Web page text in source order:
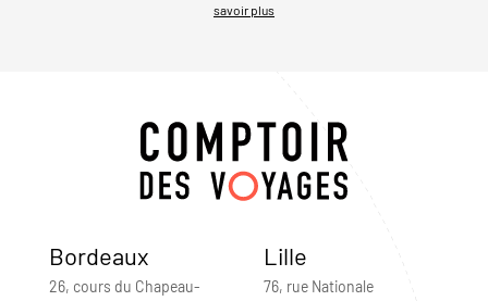
savoir plus
Bordeaux
26, cours du Chapeau-
Lille
76, rue Nationale